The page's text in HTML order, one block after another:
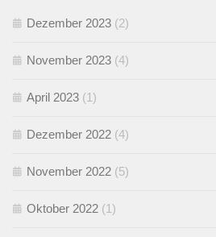
Dezember 2023 (2)
November 2023 (4)
April 2023 (1)
Dezember 2022 (4)
November 2022 (5)
Oktober 2022 (1)